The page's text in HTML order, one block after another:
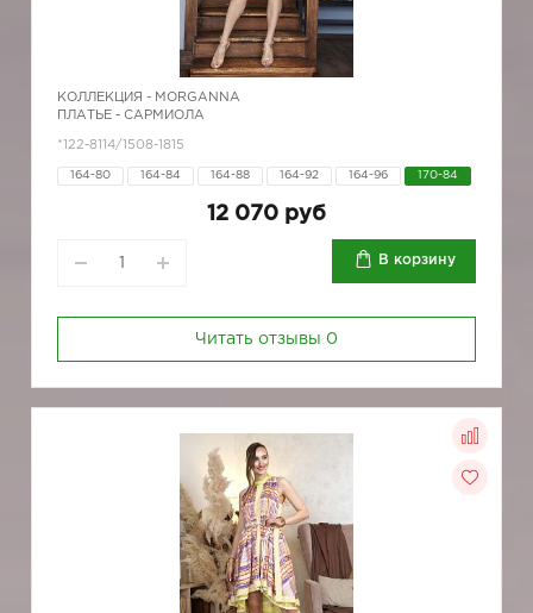
КОЛЛЕКЦИЯ - MORGANNA
ПЛАТЬЕ - САРМИОЛА
*122-8114/1508-1815
164-80 164-84 164-88 164-92 164-96 170-84
12 070 руб
В корзину
Читать отзывы 0